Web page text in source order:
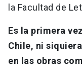
Vecinos
Medios
Donaciones launch
la Facultad de
Es la primera
Chile, ni
en las obras